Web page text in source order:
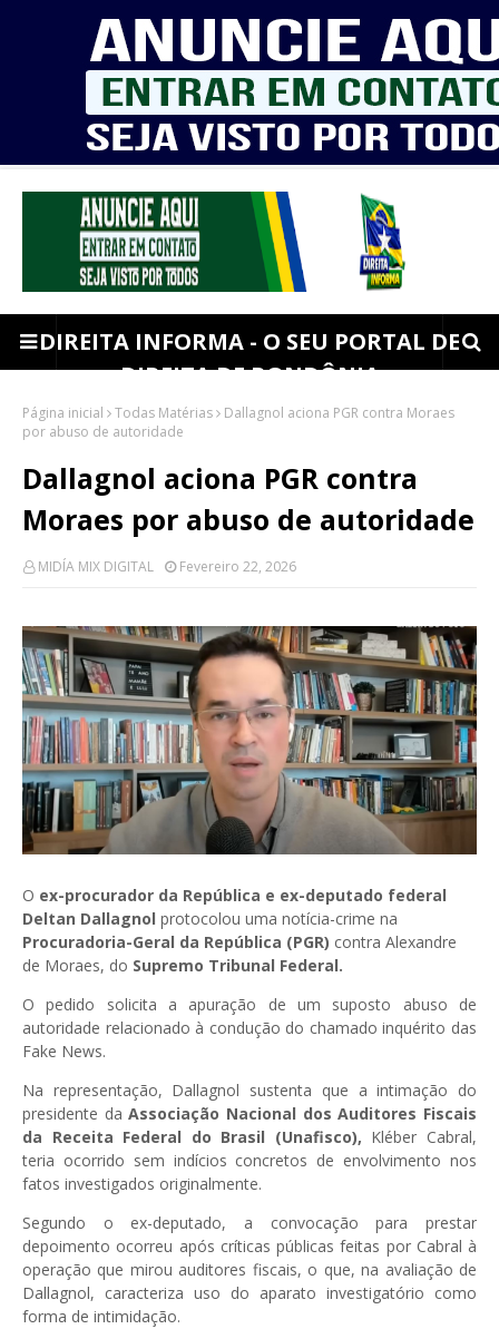
DIREITA INFORMA - O SEU PORTAL DE
DIREITA DE RONDÔNIA
Página inicial Todas Matérias
Dallagnol aciona PGR contra Moraes
por abuso de autoridade
Dallagnol aciona PGR contra
Moraes por abuso de autoridade
MIDÍA MIX DIGITAL Fevereiro 22, 2026
O ex-procurador da República e ex-deputado federal
Deltan Dallagnol protocolou uma notícia-crime na
Procuradoria-Geral da República (PGR) contra Alexandre
de Moraes, do Supremo Tribunal Federal.
O pedido solicita a apuração de um suposto abuso de
autoridade relacionado à condução do chamado inquérito das
Fake News.
Na representação, Dallagnol sustenta que a intimação do
presidente daAssociação Nacional dos Auditores Fiscais
da Receita Federal do Brasil (Unafisco), Kléber Cabral,
teria ocorrido sem indícios concretos de envolvimento nos
fatos investigados originalmente.
Segundo o ex-deputado, a convocação para prestar
depoimento ocorreu após críticas públicas feitas por Cabral à
operação que mirou auditores fiscais, o que, na avaliação de
Dallagnol, caracteriza uso do aparato investigatório como
forma de intimidação.